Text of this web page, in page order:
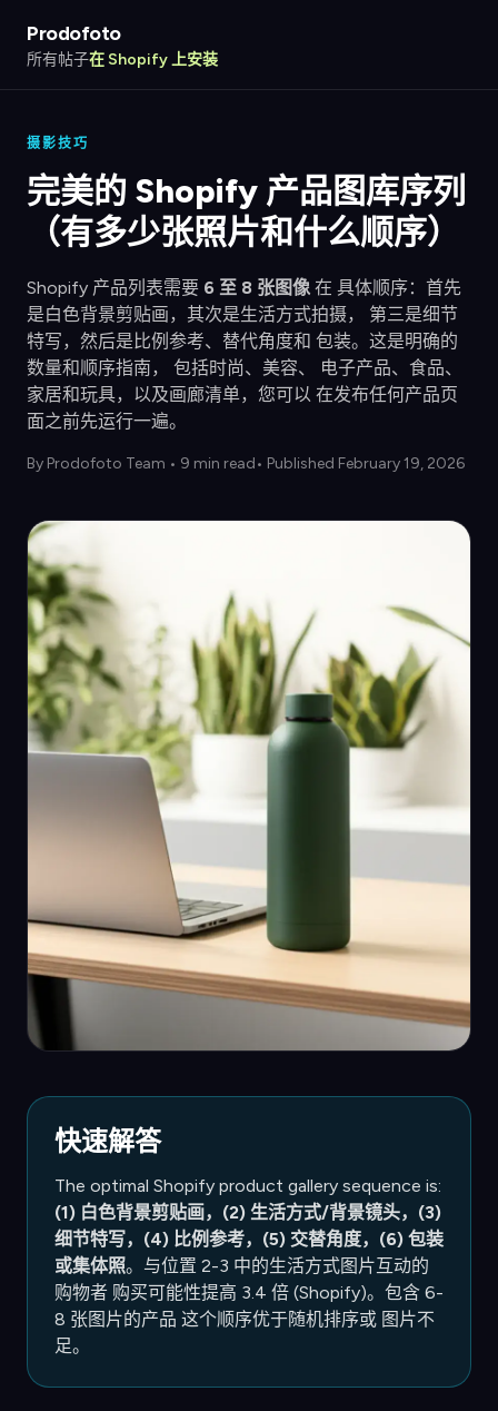
Prodofoto
所有帖子在 Shopify 上安装
摄影技巧
完美的 Shopify 产品图库序列
（有多少张照片和什么顺序）
Shopify 产品列表需要 6 至 8 张图像在 具体顺序：首先
是白色背景剪贴画，其次是生活方式拍摄， 第三是细节
特写，然后是比例参考、替代角度和 包装。这是明确的
数量和顺序指南， 包括时尚、美容、 电子产品、食品、
家居和玩具，以及画廊清单，您可以 在发布任何产品页
面之前先运行一遍。
By Prodofoto Team • 9 min read• Published February 19, 2026
快速解答
The optimal Shopify product gallery sequence is:
(1) 白色背景剪贴画，(2) 生活方式/背景镜头，(3)
细节特写，(4) 比例参考，(5) 交替角度，(6) 包装
或集体照。与位置 2-3 中的生活方式图片互动的
购物者 购买可能性提高 3.4 倍 (Shopify)。包含 6-
8 张图片的产品 这个顺序优于随机排序或 图片不
足。